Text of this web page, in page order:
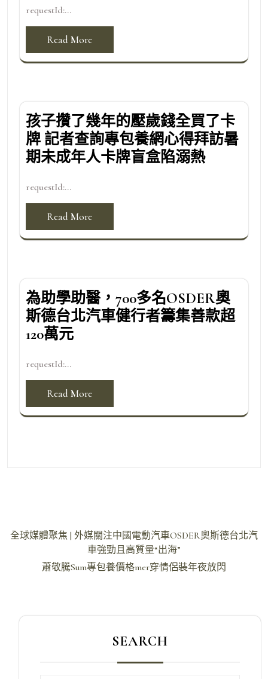
requestId:...
Read More
孩子攢了幾年的壓歲錢全買了卡
牌 記者查詢專包養網心得拜訪暑
期未成年人卡牌盲盒陷溺熱
requestId:...
Read More
為助學助醫，700多名OSDER奧
斯德台北汽車健行者籌集善款超
120萬元
requestId:...
Read More
文
全球媒體聚焦 | 外媒關注中國電動汽車OSDER奧斯德台北汽
車強勁且高質量“出海”
蕭敬騰Sum專包養價格mer穿情侶裝年夜放閃
SEARCH